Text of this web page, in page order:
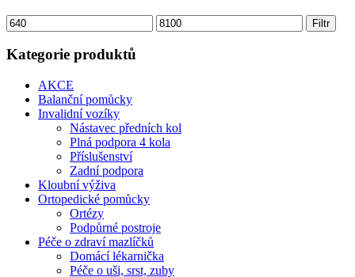
Minimální
cena
Maximální
cena
Filtr
Kategorie produktů
AKCE
Balanční pomůcky
Invalidní vozíky
Nástavec předních kol
Plná podpora 4 kola
Příslušenství
Zadní podpora
Kloubní výživa
Ortopedické pomůcky
Ortézy
Podpůrné postroje
Péče o zdraví mazlíčků
Domácí lékarnička
Péče o uši, srst, zuby